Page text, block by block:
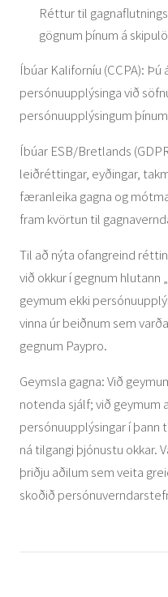
Réttur til
gögnum þínum á
Íbúar Kaliforníu (CCPA):
persónuupplýsinga við
persónuupplýsingum
Íbúar ESB/Bretlands
leiðréttingar, eyðingar,
færanleika gagna og
fram kvörtun til
Til að nýta ofangreind
við okkur í gegnum
geymum ekki
vinna úr beiðnum sem
gegnum Paypro.
Geymsla gagna: Við
notenda sjálf; við geymum
persónuupplýsingar í þann
ná tilgangi þjónustu okkar.
þriðju aðilum sem veita
skoðið